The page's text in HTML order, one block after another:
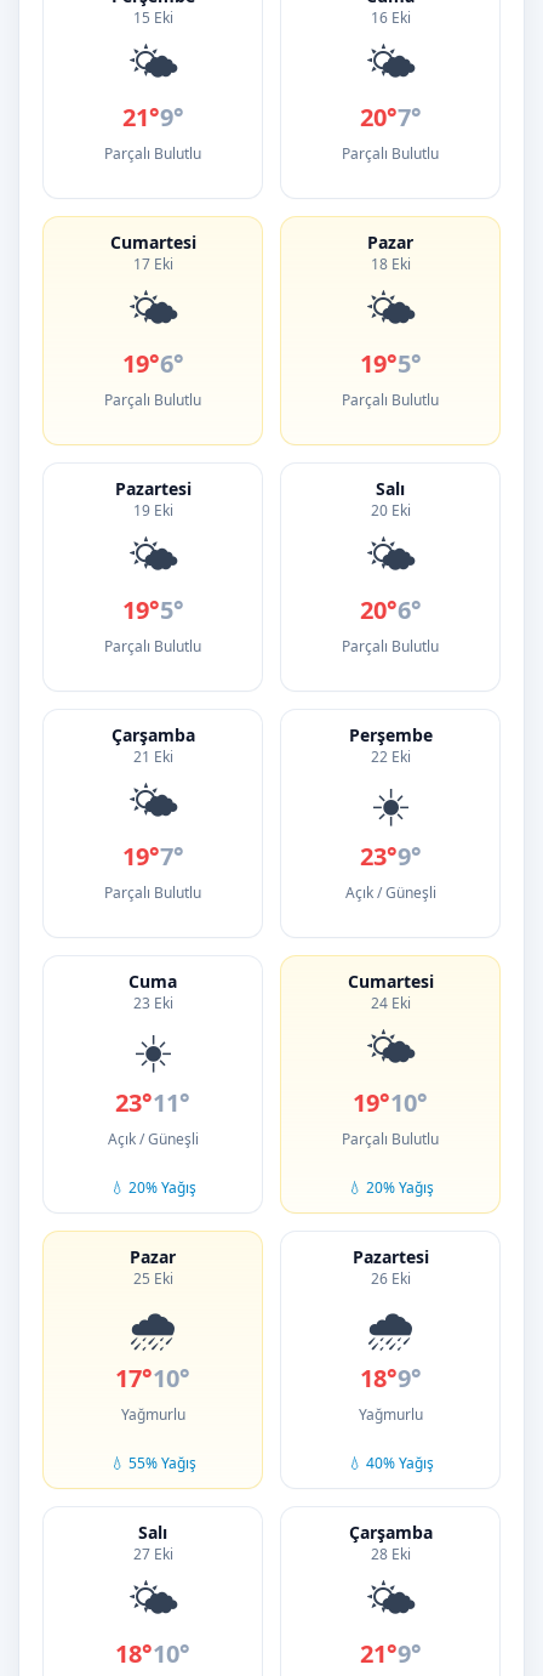
15 Eki
🌤️
21°9°
Parçalı Bulutlu
16 Eki
🌤️
20°7°
Parçalı Bulutlu
Cumartesi
17 Eki
🌤️
19°6°
Parçalı Bulutlu
Pazar
18 Eki
🌤️
19°5°
Parçalı Bulutlu
Pazartesi
19 Eki
🌤️
19°5°
Parçalı Bulutlu
Salı
20 Eki
🌤️
20°6°
Parçalı Bulutlu
Çarşamba
21 Eki
🌤️
19°7°
Parçalı Bulutlu
Perşembe
22 Eki
☀️
23°9°
Açık / Güneşli
Cuma
23 Eki
☀️
23°11°
Açık / Güneşli
💧 20% Yağış
Cumartesi
24 Eki
🌤️
19°10°
Parçalı Bulutlu
💧 20% Yağış
Pazar
25 Eki
🌧️
17°10°
Yağmurlu
💧 55% Yağış
Pazartesi
26 Eki
🌧️
18°9°
Yağmurlu
💧 40% Yağış
Salı
27 Eki
🌤️
18°10°
Çarşamba
28 Eki
🌤️
21°9°